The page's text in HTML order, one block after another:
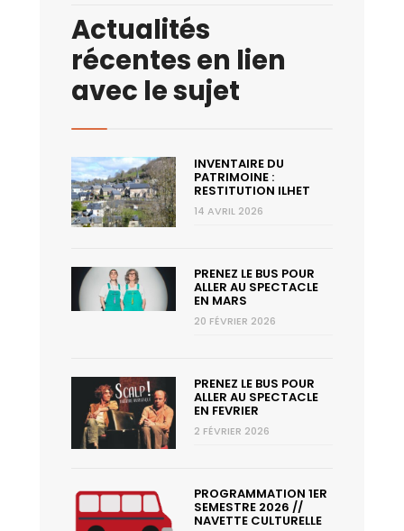
Actualités
récentes en lien
avec le sujet
INVENTAIRE DU
PATRIMOINE :
RESTITUTION ILHET
14 AVRIL 2026
PRENEZ LE BUS POUR
ALLER AU SPECTACLE
EN MARS
20 FÉVRIER 2026
PRENEZ LE BUS POUR
ALLER AU SPECTACLE
EN FEVRIER
2 FÉVRIER 2026
PROGRAMMATION 1ER
SEMESTRE 2026 //
NAVETTE CULTURELLE